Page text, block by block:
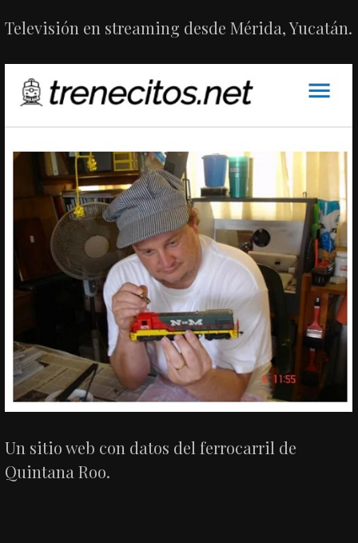
Televisión en streaming desde Mérida, Yucatán.
Un sitio web con datos del ferrocarril de
Quintana Roo.